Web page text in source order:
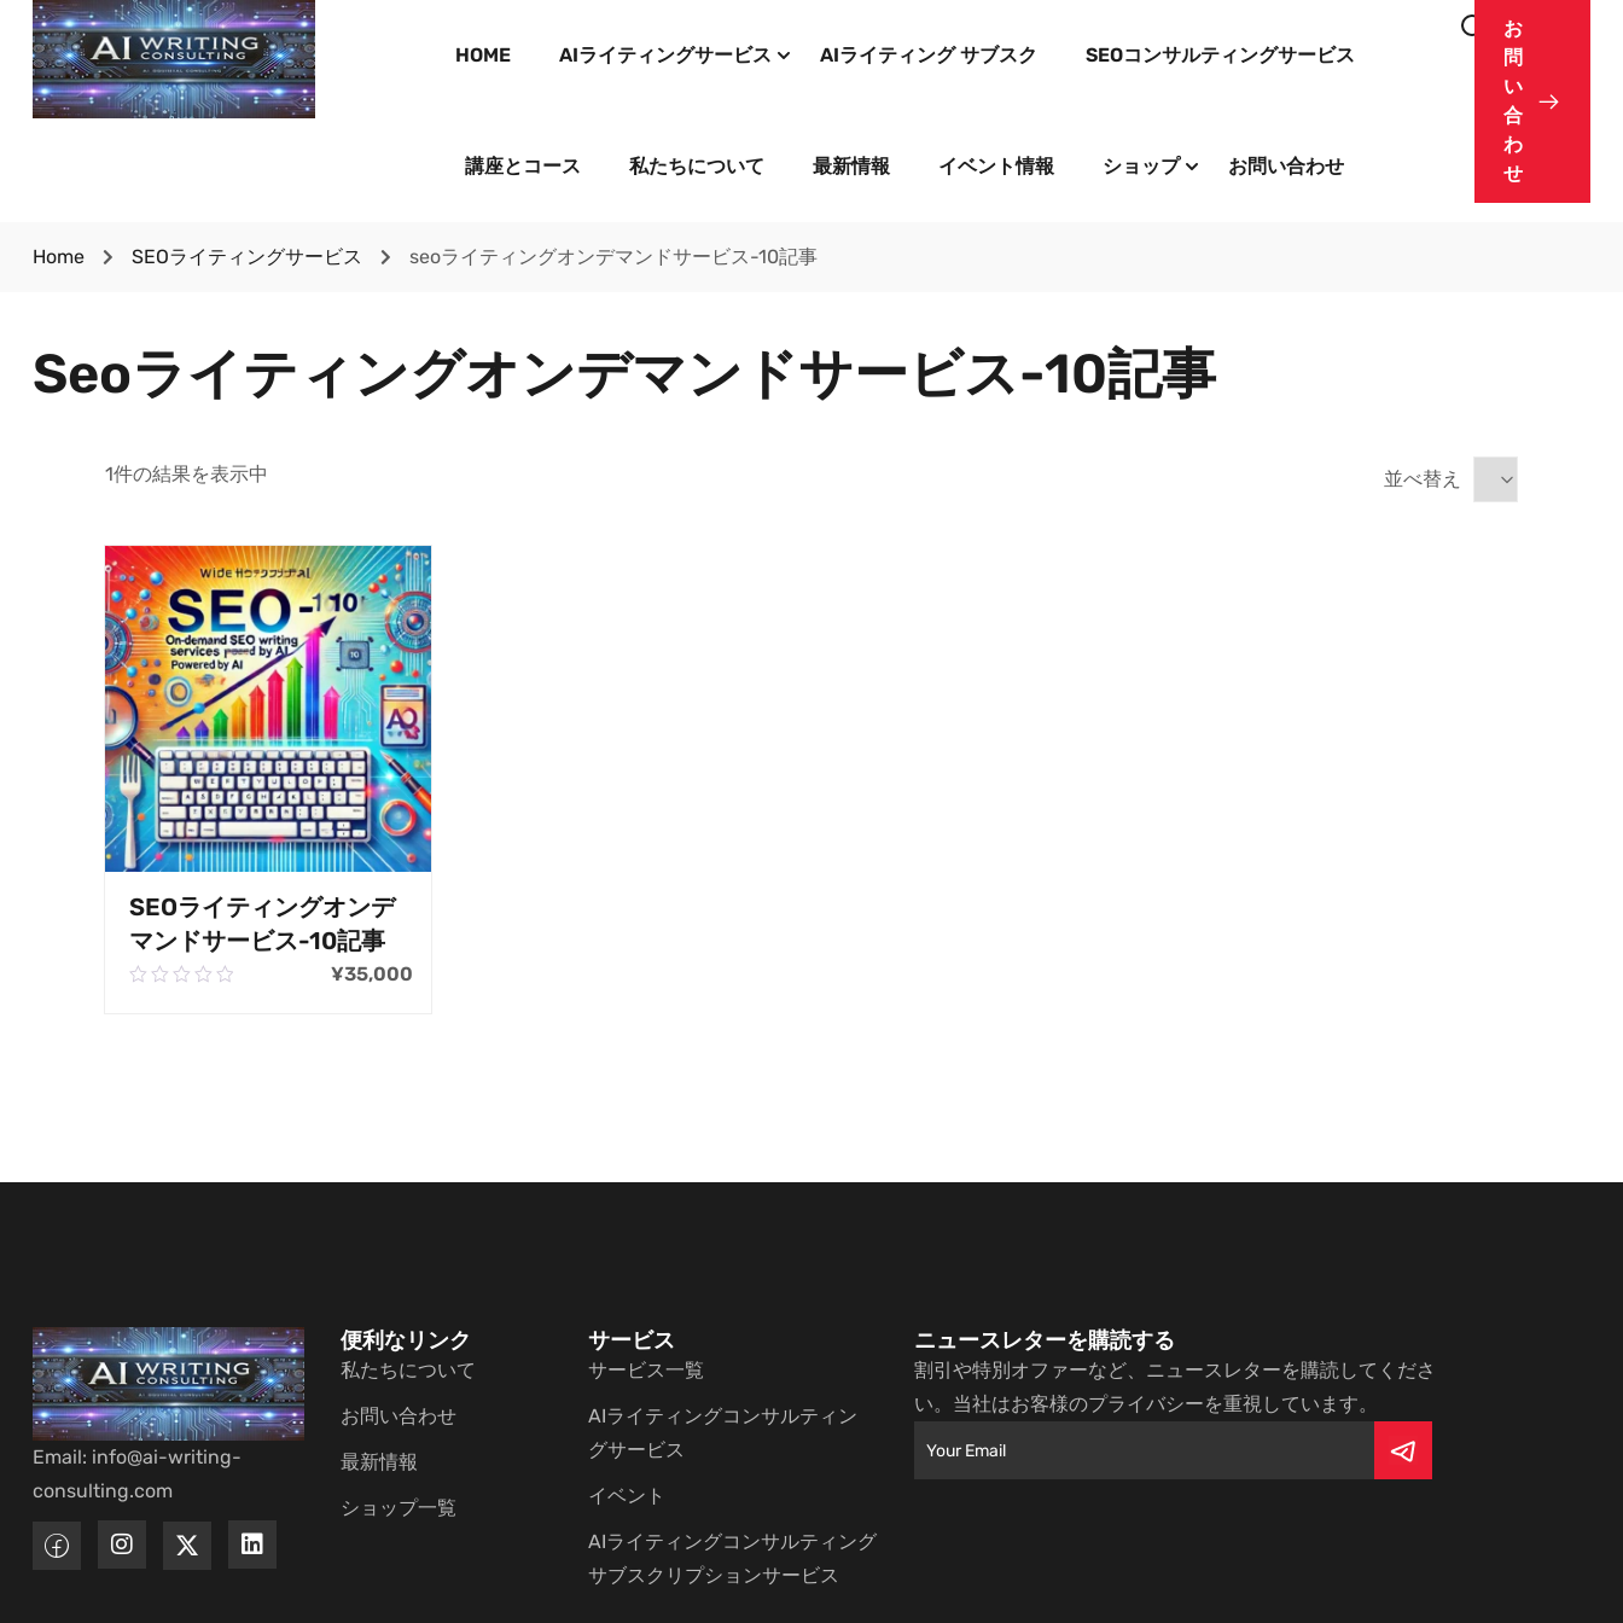
HOME AIライティングサービス AIライティング サブスク SEOコンサルティングサービス
講座とコース 私たちについて 最新情報 イベント情報 ショップ お問い合わせ
お
問
い
合
わ
せ
Home SEOライティングサービス seoライティングオンデマンドサービス-10記事
Seoライティングオンデマンドサービス-10記事
1件の結果を表示中 並べ替え
SEOライティングオンデ
マンドサービス-10記事
0.00
¥35,000
Email: info@ai-writing-
consulting.com
便利なリンク
私たちについて
お問い合わせ
最新情報
ショップ一覧
サービス
サービス一覧
AIライティングコンサルティン
グサービス
イベント
AIライティングコンサルティング
サブスクリプションサービス
ニュースレターを購読する
割引や特別オファーなど、ニュースレターを購読してくださ
い。当社はお客様のプライバシーを重視しています。